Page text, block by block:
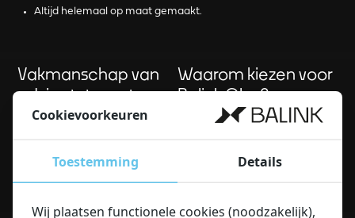
Altijd helemaal op maat gemaakt.
Vakmanschap van
advies tot montage
Het bekleden van een gevel
met glas vraagt om technische
Waarom kiezen voor
Balink Glas?
Met meer dan 100 jaar ervaring
in glasbewerking weten wij bij
Cookievoorkeuren
Toestemming Details
Wij plaatsen functionele cookies (noodzakelijk),